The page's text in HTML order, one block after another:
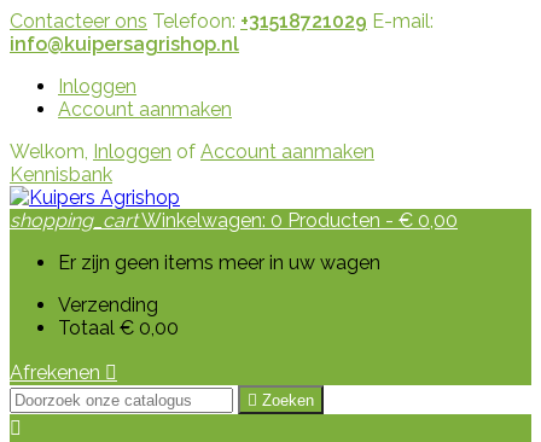
Contacteer ons Telefoon: +31518721029 E-mail:
info@kuipersagrishop.nl
Inloggen
Account aanmaken
Welkom, Inloggen of Account aanmaken
Kennisbank
shopping_cartWinkelwagen: 0 Producten - € 0,00
Er zijn geen items meer in uw wagen
Verzending
Totaal € 0,00
Afrekenen 
 Zoeken
